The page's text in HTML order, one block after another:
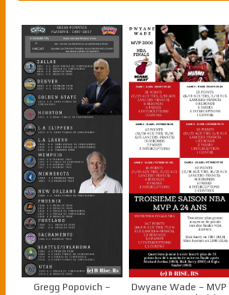
Gregg Popovich –
Dwyane Wade – MVP